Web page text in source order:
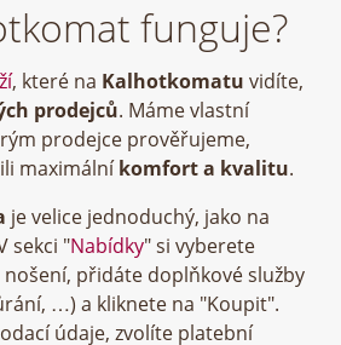
funguje?
, které na Kalhotkomatu vidíte,
prodejců. Máme vlastní
prodejce prověřujeme,
maximálníkomfort a kvalitu.
je velice jednoduchý, jako na
sekci "Nabídky" si vyberete
přidáte doplňkové služby
…) a kliknete na "Koupit".
údaje, zvolíte platební